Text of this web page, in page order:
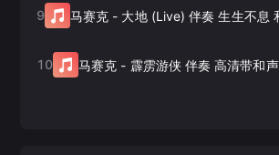
9 马赛克 - 大地 (Live) 伴奏 生生不息
10 马赛克 - 霹雳游侠 伴奏 高清带和声